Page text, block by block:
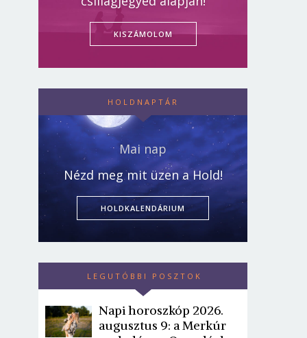
KISZÁMOLOM
HOLDNAPTÁR
Mai nap
Nézd meg mit üzen a Hold!
HOLDKALENDÁRIUM
LEGUTÓBBI POSZTOK
Napi horoszkóp 2026.
augusztus 9: a Merkúr